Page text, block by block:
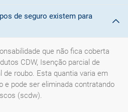
de seguro existem para
que não fica coberta
CDW, Isenção parcial de
de roubo. Esta quantia varia em
e pode ser eliminada contratando
(scdw).